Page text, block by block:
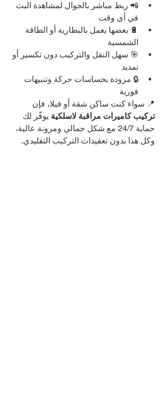
📲 ربط مباشر بالجوال لمشاهدة البث
في أي وقت
🔋 بعضها يعمل بالبطارية أو الطاقة
الشمسية
🎯 سهل النقل والتركيب دون تكسير أو
تمديد
🔒 مزودة بحساسات حركة وتنبيهات
فورية
📍 سواء كنت ساكن شقة أو فيلا، فإن
تركيب كاميرات مراقبة لاسلكية يوفّر لك
حماية 24/7 مع شكل جمالي ومرونة عالية،
وكل هذا بدون تعقيدات التركيب التقليدي.